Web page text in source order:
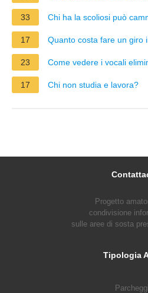
33 Chi ha la scoliosi può
17 Quanto costa fare un giro
23 Come vedere i vocali
17 Chi non studia e lavora?
Progetto
condivisione
sulle aree di sosta
Tipologia
Parcheggi